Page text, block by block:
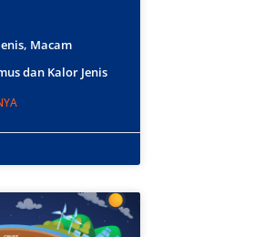
Macam
dan Kalor Jenis